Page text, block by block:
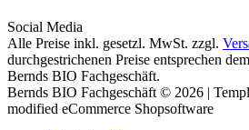
Social Media
Alle Preise inkl. gesetzl. MwSt. zzgl.
durchgestrichenen Preise entsprechen
Bernds BIO Fachgeschäft.
Bernds BIO Fachgeschäft © 2026 |
modified eCommerce Shopsoftware